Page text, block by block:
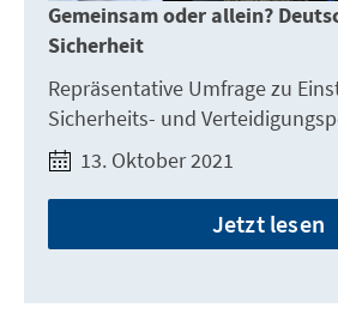
Gemeinsam oder allein?
Sicherheit
Repräsentative Umfrage zu
Sicherheits- und
13. Oktober 2021
Jetzt lesen